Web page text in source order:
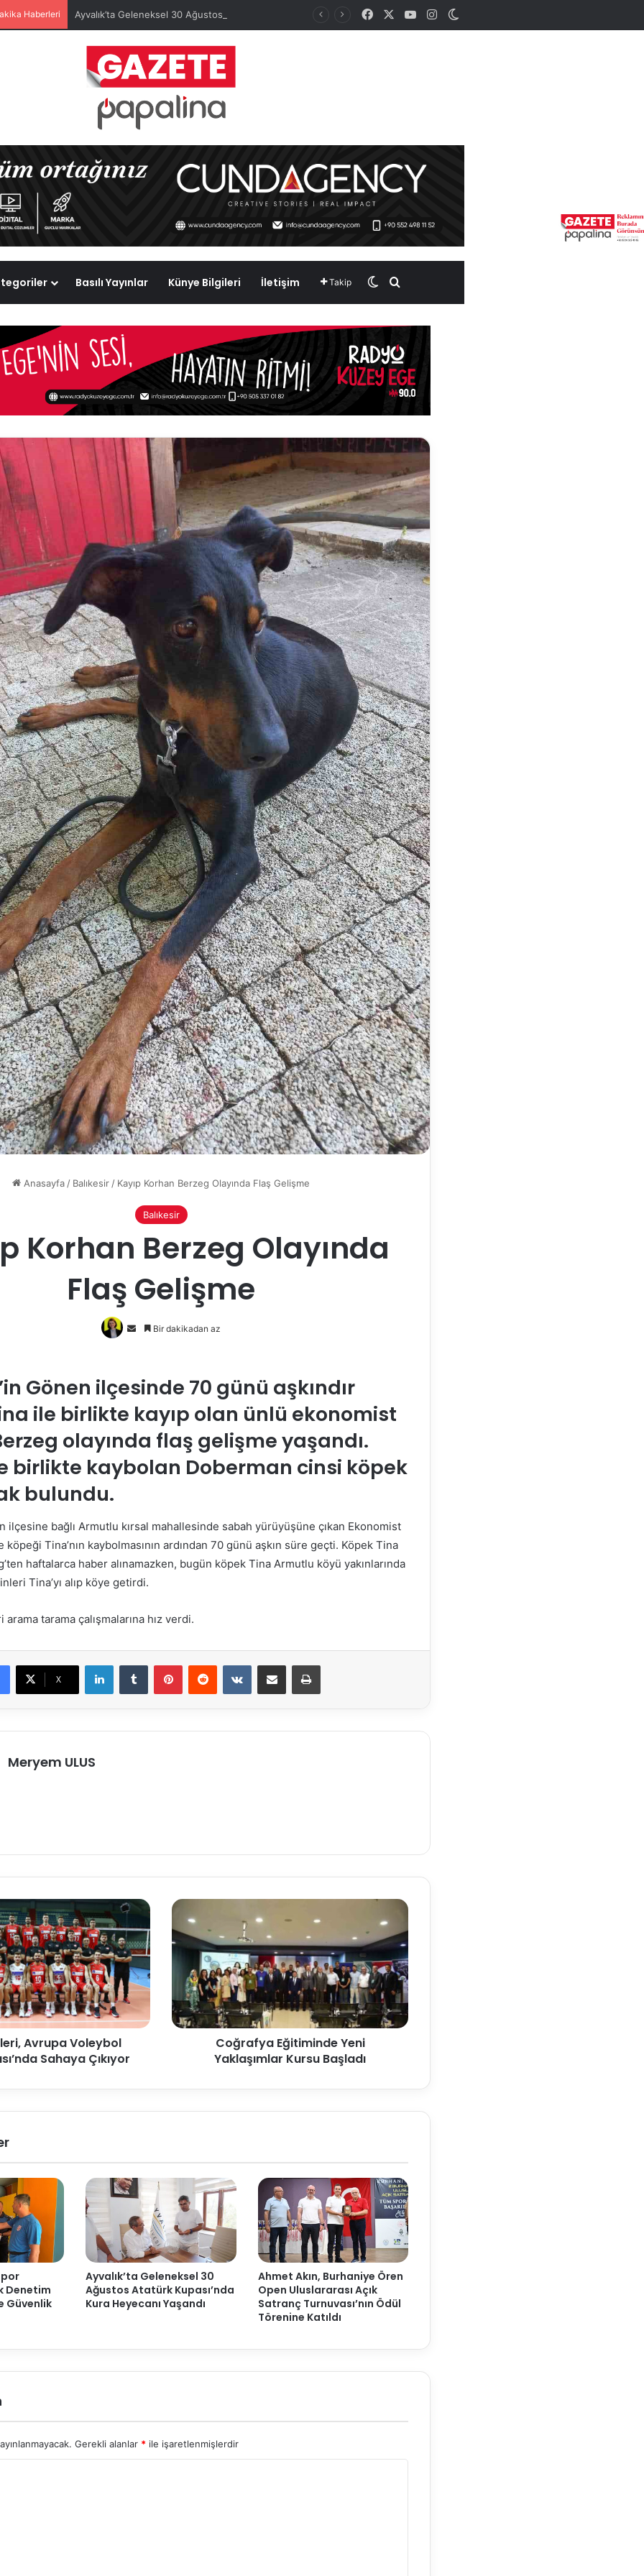
Haberleri FacebookYouTubeInstagramDış görünümü değiştir
Basılı Yayınlar Künye Bilgileri İletişim Takip Dış görünümü değiştir
Anasayfa / Balıkesir / Kayıp Korhan Berzeg Olayında Flaş Gelişme
Balıkesir
Korhan Berzeg Olayında
Flaş Gelişme
Bir
göndermek
Bir dakikadan az
Gönen ilçesinde 70 günü aşkındır
ile birlikte kayıp olan ünlü ekonomist
olayında flaş gelişme yaşandı.
birlikte kaybolan Doberman cinsi köpek
bulundu.
ilçesine bağlı Armutlu kırsal mahallesinde sabah yürüyüşüne çıkan Ekonomist
Tina’nın kaybolmasının ardından 70 günü aşkın süre geçti. Köpek Tina
haftalarca haber alınamazken, bugün köpek Tina Armutlu köyü yakınlarında
Tina’yı alıp köye getirdi.
tarama çalışmalarına hız verdi.
X
LinkedInTumblr PinterestReddit VKontakteE-Posta ile paylaş Yazdır
Meryem ULUS
Avrupa Voleybol
Sahaya Çıkıyor
Coğrafya Eğitiminde Yeni
Yaklaşımlar Kursu Başladı
Denetim
Güvenlik
Ayvalık’ta Geleneksel 30
Ağustos Atatürk Kupası’nda
Kura Heyecanı Yaşandı
Ahmet Akın, Burhaniye Ören
Open Uluslararası Açık
Satranç Turnuvası’nın Ödül
Törenine Katıldı
Gerekli alanlar * ile işaretlenmişlerdir